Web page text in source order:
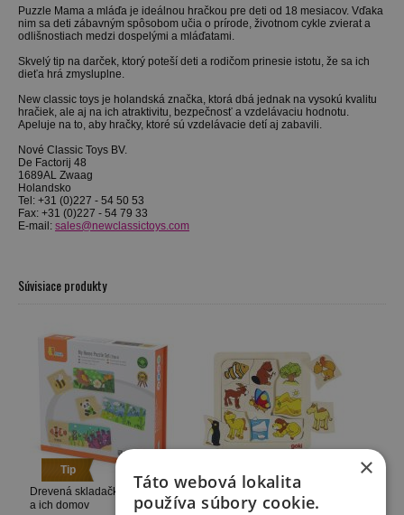
Puzzle Mama a mláďa je ideálnou hračkou pre deti od 18 mesiacov. Vďaka
nim sa deti zábavným spôsobom učia o prírode, životnom cykle zvierat a
odlišnostiach medzi dospelými a mláďatami.
Skvelý tip na darček, ktorý poteší deti a rodičom prinesie istotu, že sa ich
dieťa hrá zmysluplne.
New classic toys je holandská značka, ktorá dbá jednak na vysokú kvalitu
hračiek, ale aj na ich atraktivitu, bezpečnosť a vzdelávaciu hodnotu.
Apeluje na to, aby hračky, ktoré sú vzdelávacie detí aj zabavili.
Nové Classic Toys BV.
De Factorij 48
1689AL Zwaag
Holandsko
Tel: +31 (0)227 - 54 50 53
Fax: +31 (0)227 - 54 79 33
E-mail: sales@newclassictoys.com
Súvisiace produkty
Tip
Drevená skladačka Zvieratká
a ich domov
Drevené puzzle Kde žijem?
GOKI
×
Táto webová lokalita
používa súbory cookie.